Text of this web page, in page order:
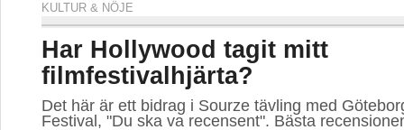
Komik som går över lik
Jag har gnällt om det här förut, men det verkar
de så kallade "komikerna" fortfarande säljer
publik,
RAMONA FRANSSON
2008-05-05 12:10:00